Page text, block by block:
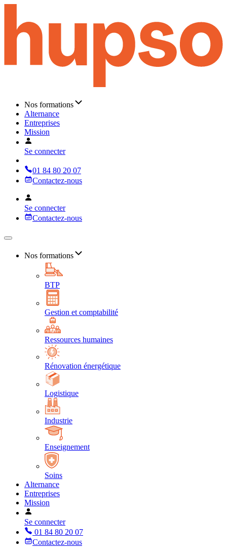
Nos formations
Alternance
Entreprises
Mission
Se connecter
01 84 80 20 07
Contactez-nous
Se connecter
Contactez-nous
Nos formations
BTP
Gestion et comptabilité
Ressources humaines
Rénovation énergétique
Logistique
Industrie
Enseignement
Soins
Alternance
Entreprises
Mission
Se connecter
01 84 80 20 07
Contactez-nous